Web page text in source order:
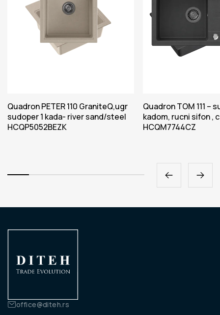
Quadron PETER 110 GraniteQ,ugr
sudoper 1 kada- river sand/steel
HCQP5052BEZK
Quadron TOM 111 –
kadom, rucni sifon ,
HCQM7744CZ
office@diteh.rs